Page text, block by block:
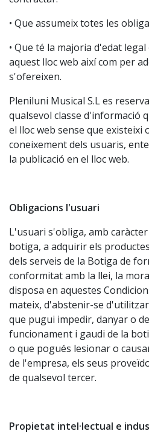
• Que assumeix totes les
• Que té la majoria d'edat
aquest lloc web així com per
s'ofereixen.
Pleniluni Musical S.L es
qualsevol classe d'informació
el lloc web sense que existeixi
coneixement dels usuaris,
la publicació en el lloc web.
Obligacions l'usuari
L'usuari s'obliga, amb
botiga, a adquirir els
dels serveis de la Botiga de
conformitat amb la llei, la
disposa en aquestes
mateix, d'abstenir-se
que pugui impedir, danyar o
funcionament i gaudi de la
o que pogués lesionar o
de l'empresa, els seus
de qualsevol tercer.
Propietat intel·lectual e